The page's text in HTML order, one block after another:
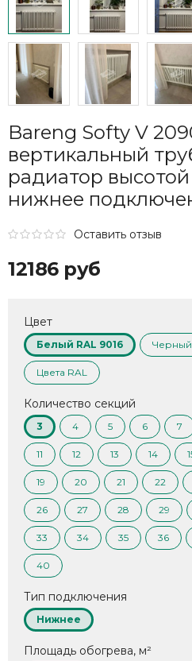
Bareng Softy V
вертикальный
радиатор
нижнее
Оставить отзыв
12186 руб
Цвет
Белый RAL 9016 Черный
Цвета RAL
Количество секций
3 4 5 6 7
11 12 13 14
19 20 21 22
26 27 28 29
33 34 35 36
40
Тип подключения
Нижнее
Площадь обогрева, м²